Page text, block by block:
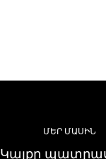
ՄԵՐ ՄԱՍԻՆ
Կայքը